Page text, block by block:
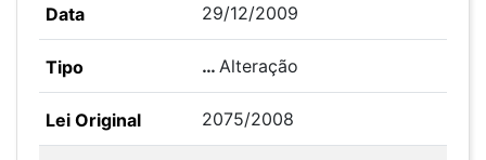
29/12/2009
…Alteração
2075/2008